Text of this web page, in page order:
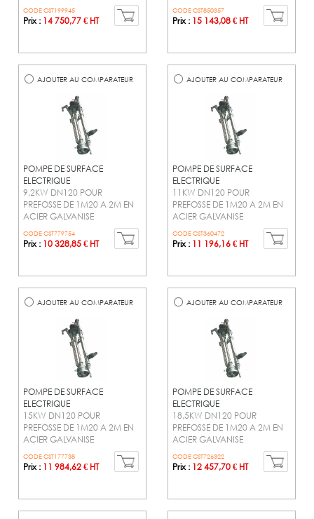
CODE CST199945
Prix : 14 750,77 € HT
CODE CST850357
Prix : 15 143,08 € HT
AJOUTER AU COMPARATEUR
POMPE DE SURFACE
ELECTRIQUE
9,2KW DN120 POUR
PREFOSSE DE 1M20 A 2M EN
ACIER GALVANISE
CODE CST779754
Prix : 10 328,85 € HT
AJOUTER AU COMPARATEUR
POMPE DE SURFACE
ELECTRIQUE
11KW DN120 POUR
PREFOSSE DE 1M20 A 2M EN
ACIER GALVANISE
CODE CST360472
Prix : 11 196,16 € HT
AJOUTER AU COMPARATEUR
POMPE DE SURFACE
ELECTRIQUE
15KW DN120 POUR
PREFOSSE DE 1M20 A 2M EN
ACIER GALVANISE
CODE CST177738
Prix : 11 984,62 € HT
AJOUTER AU COMPARATEUR
POMPE DE SURFACE
ELECTRIQUE
18,5KW DN120 POUR
PREFOSSE DE 1M20 A 2M EN
ACIER GALVANISE
CODE CST726322
Prix : 12 457,70 € HT